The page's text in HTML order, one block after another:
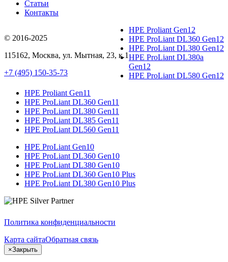
Статьи
Контакты
© 2016-2025
115162, Москва, ул. Мытная, 23, к.1
+7 (495) 150-35-73
HPE Proliant Gen12
HPE ProLiant DL360 Gen12
HPE ProLiant DL380 Gen12
HPE ProLiant DL380a
Gen12
HPE ProLiant DL580 Gen12
HPE Proliant Gen11
HPE ProLiant DL360 Gen11
HPE ProLiant DL380 Gen11
HPE ProLiant DL385 Gen11
HPE ProLiant DL560 Gen11
HPE ProLiant Gen10
HPE ProLiant DL360 Gen10
HPE ProLiant DL380 Gen10
HPE ProLiant DL360 Gen10 Plus
HPE ProLiant DL380 Gen10 Plus
Политика конфиденциальности
Карта сайтаОбратная связь
×Закрыть